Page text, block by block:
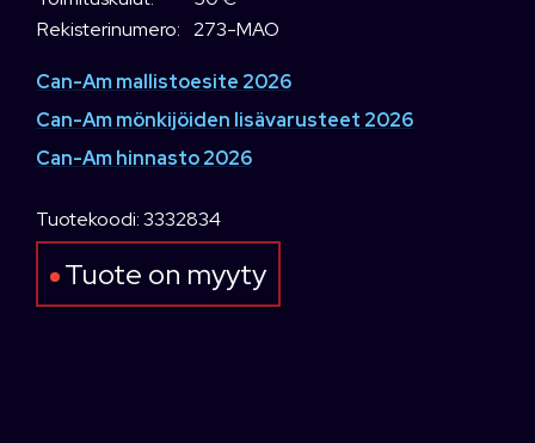
Rekisterinumero: 273-MAO
Can-Am mallistoesite 2026
Can-Am mönkijöiden lisävarusteet 2026
Can-Am hinnasto 2026
Tuotekoodi: 3332834
Tuote on myyty